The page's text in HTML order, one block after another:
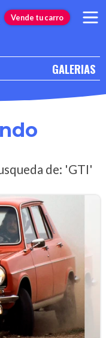
Vende tu carro
GALERIAS
de: 'GTI'